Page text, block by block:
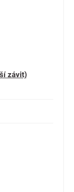
závit)